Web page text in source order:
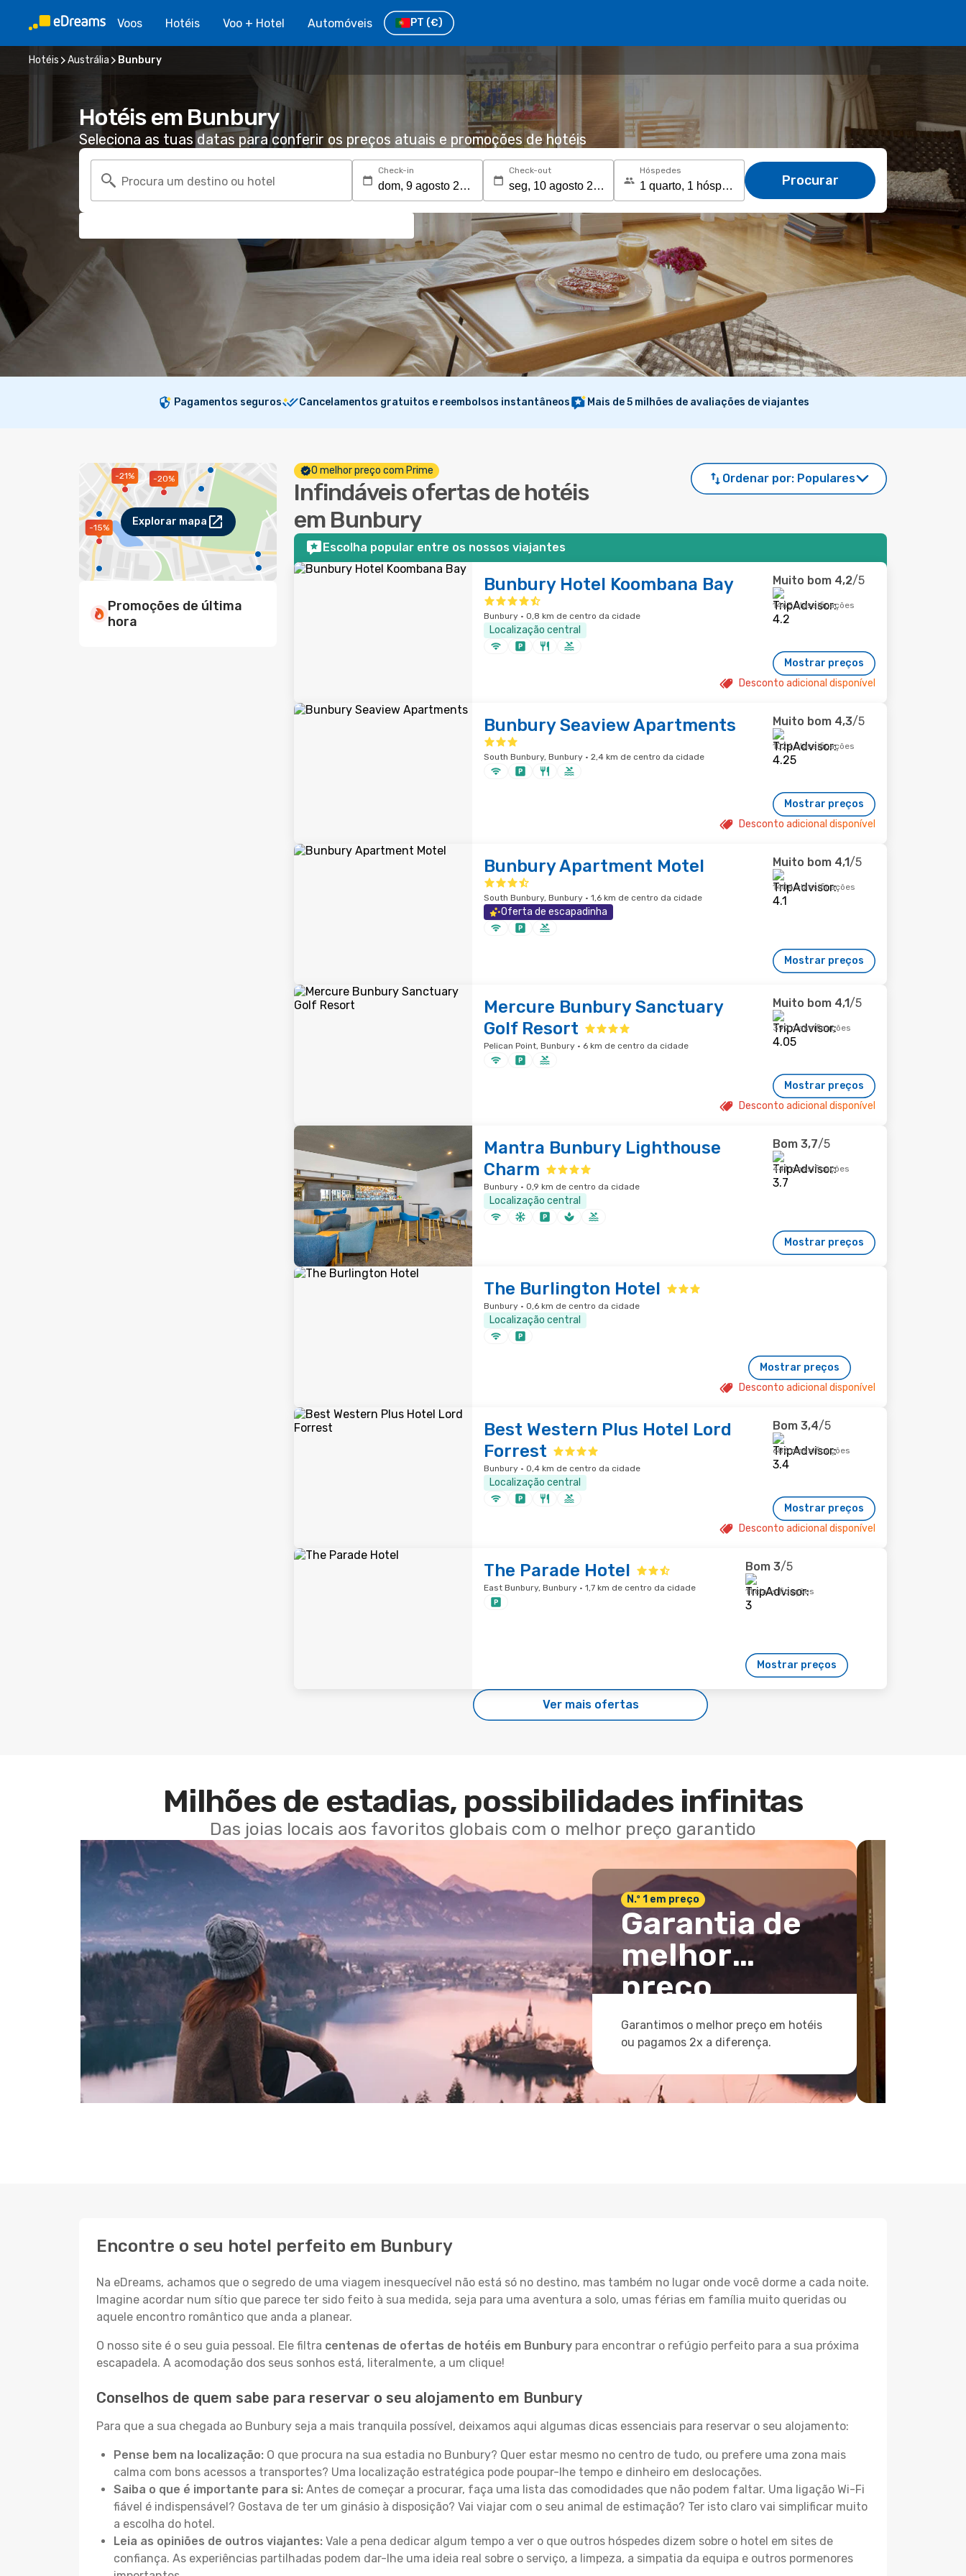
Voos Hotéis Voo + Hotel Automóveis PT (€)
Hotéis Austrália Bunbury
Hotéis em Bunbury
Seleciona as tuas datas para conferir os preços atuais e promoções de hotéis
Procura um destino ou hotel
Check-in Check-out Hóspedes
Procurar
Pagamentos seguros Cancelamentos gratuitos e reembolsos instantâneos Mais de 5 milhões de avaliações de viajantes
-20%
-21%
-15%
Explorar mapa
Promoções de última
hora
O melhor preço com Prime
Infindáveis ofertas de hotéis
em Bunbury
Ordenar por: Populares
Escolha popular entre os nossos viajantes
Bunbury Hotel Koombana Bay
Bunbury · 0,8 km de centro da cidade
Localização central
Muito bom 4,2/5
1463 classificações
Mostrar preços
Desconto adicional disponível
Bunbury Seaview Apartments
South Bunbury, Bunbury · 2,4 km de centro da cidade
Muito bom 4,3/5
1024 classificações
Mostrar preços
Desconto adicional disponível
Bunbury Apartment Motel
South Bunbury, Bunbury · 1,6 km de centro da cidade
Oferta de escapadinha
Muito bom 4,1/5
1404 classificações
Mostrar preços
Mercure Bunbury Sanctuary
Golf Resort
Pelican Point, Bunbury · 6 km de centro da cidade
Muito bom 4,1/5
392 classificações
Mostrar preços
Desconto adicional disponível
Mantra Bunbury Lighthouse
Charm
Bunbury · 0,9 km de centro da cidade
Localização central
Bom 3,7/5
441 classificações
Mostrar preços
The Burlington Hotel
Bunbury · 0,6 km de centro da cidade
Localização central
Mostrar preços
Desconto adicional disponível
Best Western Plus Hotel Lord
Forrest
Bunbury · 0,4 km de centro da cidade
Localização central
Bom 3,4/5
686 classificações
Mostrar preços
Desconto adicional disponível
The Parade Hotel
East Bunbury, Bunbury · 1,7 km de centro da cidade
Bom 3/5
11 classificações
Mostrar preços
Ver mais ofertas
Milhões de estadias, possibilidades infinitas
Das joias locais aos favoritos globais com o melhor preço garantido
N.º 1 em preço
Garantia de
melhor
preço
Garantimos o melhor preço em hotéis
ou pagamos 2x a diferença.
Encontre o seu hotel perfeito em Bunbury
Na eDreams, achamos que o segredo de uma viagem inesquecível não está só no destino, mas também no lugar onde você dorme a cada noite.
Imagine acordar num sítio que parece ter sido feito à sua medida, seja para uma aventura a solo, umas férias em família muito queridas ou
aquele encontro romântico que anda a planear.
O nosso site é o seu guia pessoal. Ele filtra centenas de ofertas de hotéis em Bunbury para encontrar o refúgio perfeito para a sua próxima
escapadela. A acomodação dos seus sonhos está, literalmente, a um clique!
Conselhos de quem sabe para reservar o seu alojamento em Bunbury
Para que a sua chegada ao Bunbury seja a mais tranquila possível, deixamos aqui algumas dicas essenciais para reservar o seu alojamento:
Pense bem na localização: O que procura na sua estadia no Bunbury? Quer estar mesmo no centro de tudo, ou prefere uma zona mais
calma com bons acessos a transportes? Uma localização estratégica pode poupar-lhe tempo e dinheiro em deslocações.
Saiba o que é importante para si: Antes de começar a procurar, faça uma lista das comodidades que não podem faltar. Uma ligação Wi-Fi
fiável é indispensável? Gostava de ter um ginásio à disposição? Vai viajar com o seu animal de estimação? Ter isto claro vai simplificar muito
a escolha do hotel.
Leia as opiniões de outros viajantes: Vale a pena dedicar algum tempo a ver o que outros hóspedes dizem sobre o hotel em sites de
confiança. As experiências partilhadas podem dar-lhe uma ideia real sobre o serviço, a limpeza, a simpatia da equipa e outros pormenores